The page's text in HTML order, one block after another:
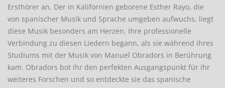
Ersthörer an. Der in Kalifornien geborene Esther Rayo, die
von spanischer Musik und Sprache umgeben aufwuchs, liegt
diese Musik besonders am Herzen. Ihre professionelle
Verbindung zu diesen Liedern begann, als sie während ihres
Studiums mit der Musik von Manuel Obradors in Berührung
kam. Obradors bot ihr den perfekten Ausgangspunkt für ihr
weiteres Forschen und so entdeckte sie das spanische